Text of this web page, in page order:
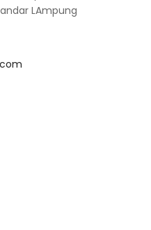
LAmpung